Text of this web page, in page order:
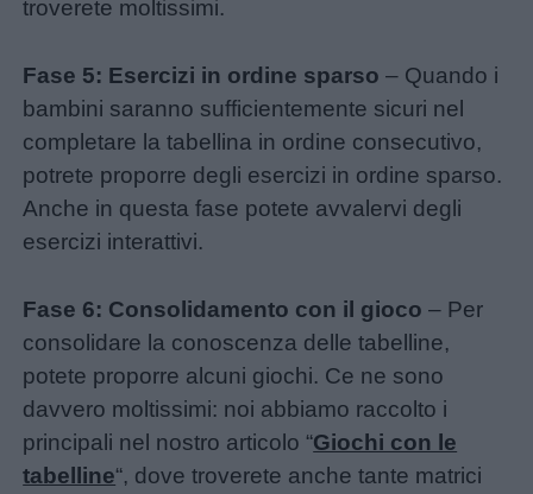
troverete moltissimi.
Fase 5: Esercizi in ordine sparso – Quando i
bambini saranno sufficientemente sicuri nel
completare la tabellina in ordine consecutivo,
potrete proporre degli esercizi in ordine sparso.
Anche in questa fase potete avvalervi degli
esercizi interattivi.
Fase 6: Consolidamento con il gioco – Per
consolidare la conoscenza delle tabelline,
potete proporre alcuni giochi. Ce ne sono
davvero moltissimi: noi abbiamo raccolto i
principali nel nostro articolo “Giochi con le
tabelline“, dove troverete anche tante matrici